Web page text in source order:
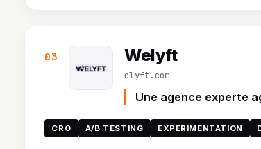
03 Welyft
elyft.com
Une agence experte
CRO A/B TESTING EXPERIMENTATION